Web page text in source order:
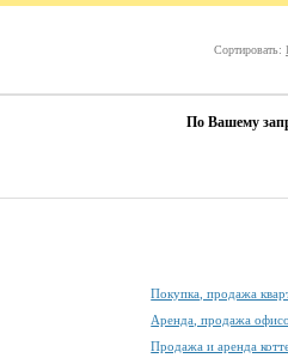
Сортировать:
По Вашему
Покупка, продажа
Аренда, продажа
Продажа и аренда